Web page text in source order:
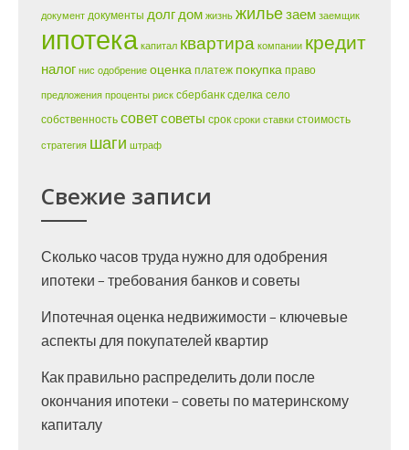
документ документы долг дом жизнь жильезаем заемщик
ипотека капитал квартира компании кредит
налог нис одобрение оценка платеж покупка право
предложения проценты риск сбербанксделкасело
собственностьсоветсоветы срок сроки ставки стоимость
стратегия шаги штраф
Свежие записи
Сколько часов труда нужно для одобрения
ипотеки – требования банков и советы
Ипотечная оценка недвижимости – ключевые
аспекты для покупателей квартир
Как правильно распределить доли после
окончания ипотеки – советы по материнскому
капиталу